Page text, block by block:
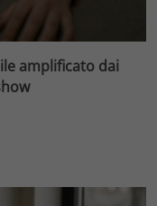
amplificato dai